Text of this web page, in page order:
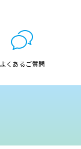
よくあるご質問